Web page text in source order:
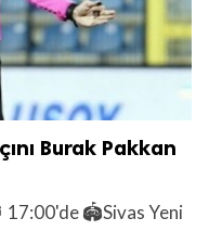
Burak Pakkan
17:00'de 🏟️Sivas Yeni